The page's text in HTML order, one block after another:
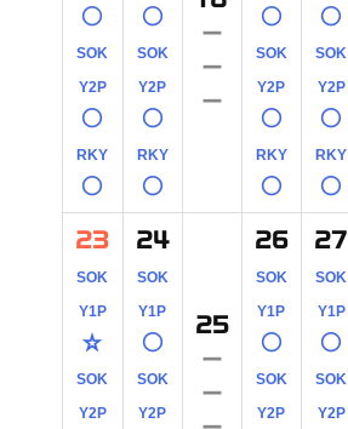
○
SOK
Y2P
○
RKY
○
○
SOK
Y2P
○
RKY
○
－
－
－
○
SOK
Y2P
○
RKY
○
○
SOK
Y2P
○
RKY
○
23
SOK
Y1P
☆
SOK
Y2P
24
SOK
Y1P
○
SOK
Y2P
25
－
－
26
SOK
Y1P
○
SOK
Y2P
27
SOK
Y1P
○
SOK
Y2P